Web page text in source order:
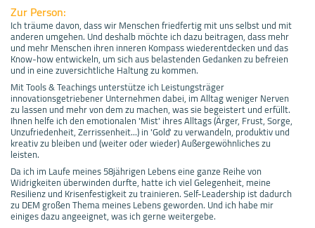
Zur Person:
Ich träume davon, dass wir Menschen friedfertig mit uns selbst und mit
anderen umgehen. Und deshalb möchte ich dazu beitragen, dass mehr
und mehr Menschen ihren inneren Kompass wiederentdecken und das
Know-how entwickeln, um sich aus belastenden Gedanken zu befreien
und in eine zuversichtliche Haltung zu kommen.
Mit Tools & Teachings unterstütze ich Leistungsträger
innovationsgetriebener Unternehmen dabei, im Alltag weniger Nerven
zu lassen und mehr von dem zu machen, was sie begeistert und erfüllt.
Ihnen helfe ich den emotionalen 'Mist' ihres Alltags (Ärger, Frust, Sorge,
Unzufriedenheit, Zerrissenheit...) in 'Gold' zu verwandeln, produktiv und
kreativ zu bleiben und (weiter oder wieder) Außergewöhnliches zu
leisten.
Da ich im Laufe meines 58jährigen Lebens eine ganze Reihe von
Widrigkeiten überwinden durfte, hatte ich viel Gelegenheit, meine
Resilienz und Krisenfestigkeit zu trainieren. Self-Leadership ist dadurch
zu DEM großen Thema meines Lebens geworden. Und ich habe mir
einiges dazu angeeignet, was ich gerne weitergebe.